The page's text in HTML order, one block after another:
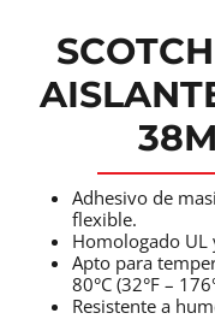
Adhesivo de
flexible.
Homologado UL
Apto para
80°C (32°F –
Resistente a